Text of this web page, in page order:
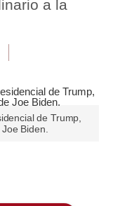
a la
de Trump,
Biden.